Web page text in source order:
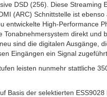
DSD (256). Diese Streaming
(ARC) Schnittstelle ist
entwickelte High-Performance
direkt und
sind die digitalen Ausgänge,
Eingängen ein Signal zugeführt
leisten nunmehr stattliche
Basis der selektierten